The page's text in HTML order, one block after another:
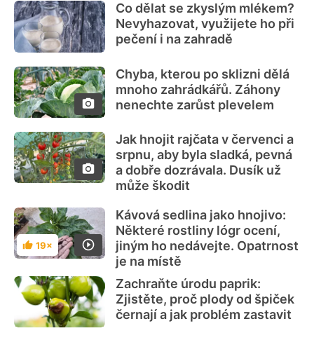
Co dělat se zkyslým mlékem?
Nevyhazovat, využijete ho při
pečení i na zahradě
Chyba, kterou po sklizni dělá
mnoho zahrádkářů. Záhony
nenechte zarůst plevelem
Jak hnojit rajčata v červenci a
srpnu, aby byla sladká, pevná
a dobře dozrávala. Dusík už
může škodit
Hodnocení
19×
Kávová sedlina jako hnojivo:
Některé rostliny lógr ocení,
jiným ho nedávejte. Opatrnost
je na místě
Zachraňte úrodu paprik:
Zjistěte, proč plody od špiček
černají a jak problém zastavit